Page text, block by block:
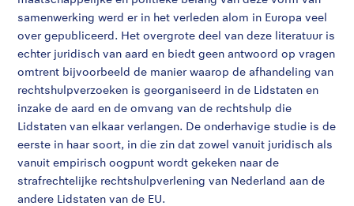
samenwerking werd er in het verleden alom in Europa veel
over gepubliceerd. Het overgrote deel van deze literatuur is
echter juridisch van aard en biedt geen antwoord op vragen
omtrent bijvoorbeeld de manier waarop de afhandeling van
rechtshulpverzoeken is georganiseerd in de Lidstaten en
inzake de aard en de omvang van de rechtshulp die
Lidstaten van elkaar verlangen. De onderhavige studie is de
eerste in haar soort, in die zin dat zowel vanuit juridisch als
vanuit empirisch oogpunt wordt gekeken naar de
strafrechtelijke rechtshulpverlening van Nederland aan de
andere Lidstaten van de EU.